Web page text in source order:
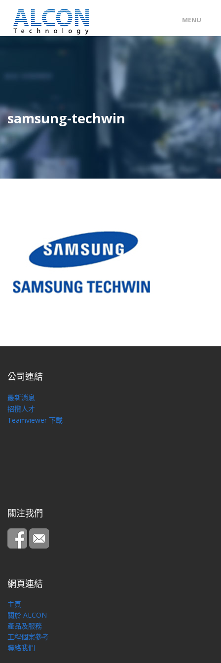
MENU
ENG / 中文
產品及服務
工程個案
聯絡我們
samsung-techwin
公司連結
最新消息
招攬人才
Teamviewer 下載
關注我們
網頁連結
主頁
關於 ALCON
產品及服務
工程個案參考
聯絡我們